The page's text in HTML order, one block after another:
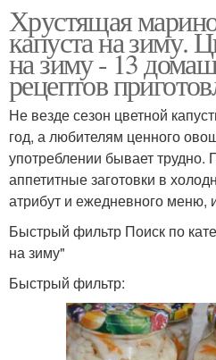
Хрустящая
капуста на зиму.
на зиму - 13
рецептов
Не везде сезон цветной
год, а любителям ценного
употреблении бывает трудно.
аппетитные заготовки в
атрибут и ежедневного меню,
Быстрый фильтр Поиск по
на зиму"
Быстрый фильтр: